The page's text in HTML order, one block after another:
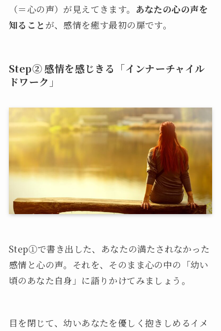
（＝心の声）が見えてきます。 あなたの心の声を
知ること が、感情を癒す最初の扉です。
Step② 感情を感じきる「インナーチャイル
ドワーク」
Step①で書き出した、あなたの満たされなかった
感情と心の声。それを、そのまま心の中の「幼い
頃のあなた自身」に語りかけてみましょう。
目を閉じて、幼いあなたを優しく抱きしめるイメ